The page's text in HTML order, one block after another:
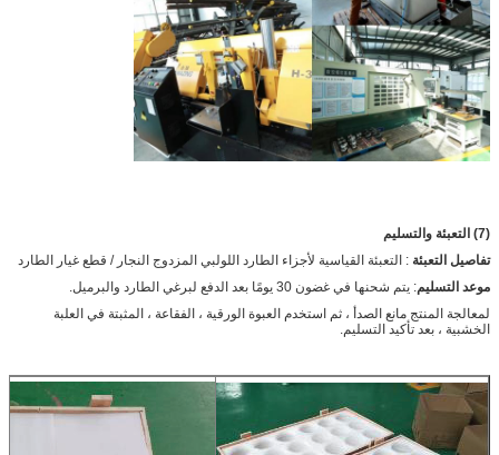
(7) التعبئة والتسليم
تفاصيل التعبئة : التعبئة القياسية لأجزاء الطارد اللولبي المزدوج النجار / قطع غيار الطارد
موعد التسليم: يتم شحنها في غضون 30 يومًا بعد الدفع لبرغي الطارد والبرميل.
لمعالجة المنتج مانع الصدأ ، ثم استخدم العبوة الورقية ، الفقاعة ، المثبتة في العلبة
الخشبية ، بعد تأكيد التسليم.